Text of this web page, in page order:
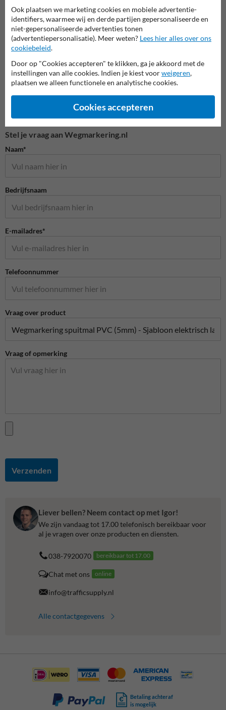
Wegmarkering doe-het-zelf
Stel je vraag aan Wegmarkering.nl
Naam*
Bedrijfsnaam
E-mailadres*
Telefoonnummer
Vraag over product
Vraag of opmerking
Verzenden
Liever bellen? Neem contact op met Igor!
We zijn vandaag tot 17.00 telefonisch bereikbaar voor
al je vragen over onze producten en diensten.
038-7920070 bereikbaar tot 17.00
Chat met ons online
info@trafficsupply.nl
Alle contactgegevens
Betaling achteraf
is mogelijk
Ook plaatsen we marketing cookies en mobiele advertentie-
identifiers, waarmee wij en derde partijen gepersonaliseerde en
niet-gepersonaliseerde advertenties tonen
(advertentiepersonalisatie). Meer weten? Lees hier alles over ons
cookiebeleid.
Door op "Cookies accepteren" te klikken, ga je akkoord met de
instellingen van alle cookies. Indien je kiest voorweigeren,
plaatsen we alleen functionele en analytische cookies.
Cookies accepteren